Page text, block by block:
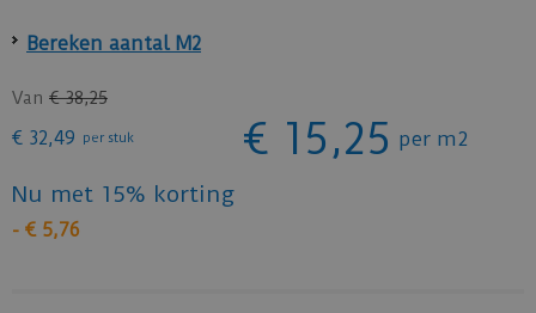
Bereken aantal M2
Van € 38,25
€ 32,49 per stuk € 15,25 per m2
Nu met 15% korting
- € 5,76